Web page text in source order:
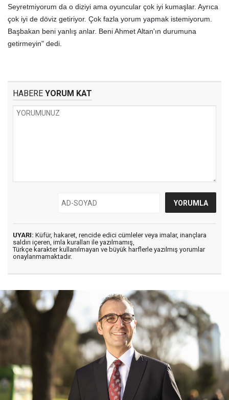
Seyretmiyorum da o diziyi ama oyuncular çok iyi kumaşlar. Ayrıca
çok iyi de döviz getiriyor. Çok fazla yorum yapmak istemiyorum.
Başbakan beni yanlış anlar. Beni Ahmet Altan'ın durumuna
getirmeyin" dedi.
HABERE YORUM KAT
UYARI: Küfür, hakaret, rencide edici cümleler veya imalar, inançlara
saldırı içeren, imla kuralları ile yazılmamış,
Türkçe karakter kullanılmayan ve büyük harflerle yazılmış yorumlar
onaylanmamaktadır.